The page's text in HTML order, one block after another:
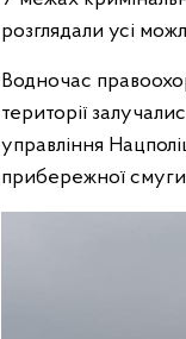
розглядали усі
Водночас
території
управління
прибережної смуги